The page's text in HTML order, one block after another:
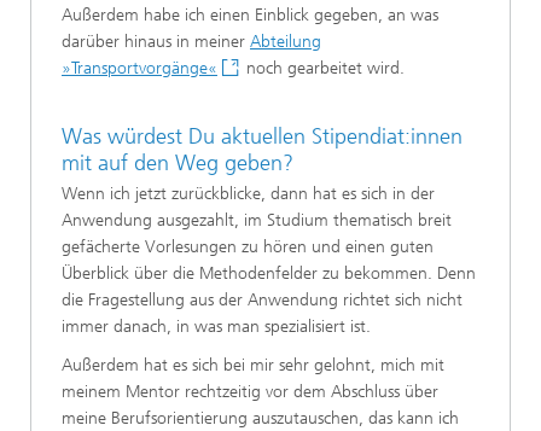
Außerdem habe ich einen Einblick gegeben, an was
darüber hinaus in meiner Abteilung
»Transportvorgänge«
noch gearbeitet wird.
Was würdest Du aktuellen Stipendiat:innen
mit auf den Weg geben?
Wenn ich jetzt zurückblicke, dann hat es sich in der
Anwendung ausgezahlt, im Studium thematisch breit
gefächerte Vorlesungen zu hören und einen guten
Überblick über die Methodenfelder zu bekommen. Denn
die Fragestellung aus der Anwendung richtet sich nicht
immer danach, in was man spezialisiert ist.
Außerdem hat es sich bei mir sehr gelohnt, mich mit
meinem Mentor rechtzeitig vor dem Abschluss über
meine Berufsorientierung auszutauschen, das kann ich